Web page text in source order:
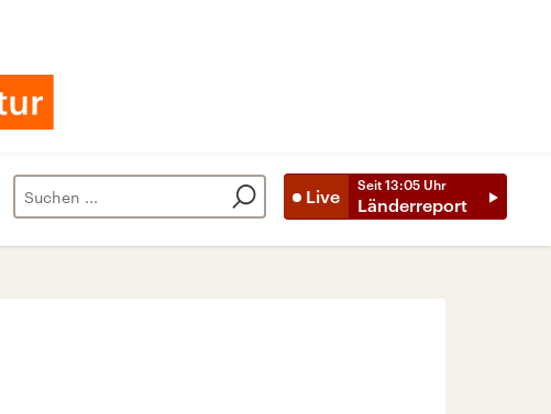
Live
Seit 13:05 Uhr
Länderreport